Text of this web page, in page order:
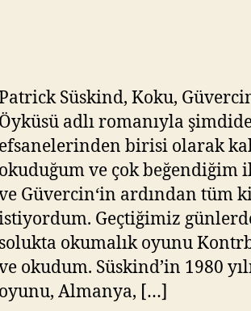
Süskind, Koku,
Öyküsü adlı romanıyla
efsanelerinden birisi olarak
okuduğum ve çok beğendiğim
Güvercin‘in ardından tüm
Geçtiğimiz
solukta okumalık oyunu
okudum. Süskind’in 1980
oyunu, Almanya, […]